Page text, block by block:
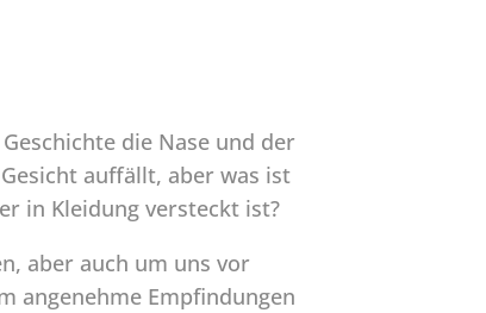
die Nase und der
auffällt, aber was ist
in Kleidung versteckt ist?
aber auch um uns vor
angenehme Empfindungen